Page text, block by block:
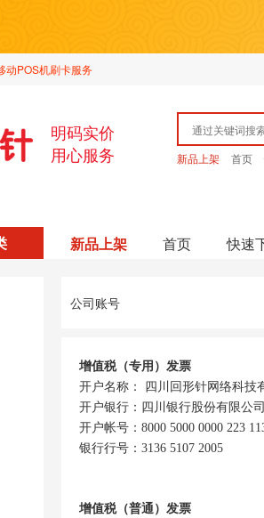
动POS机刷卡服务
明码实价
用心服务
新品上架 首页
新品上架 首页 快速
公司账号
增值税（专用）发票
开户名称： 四川回形针网络科技
开户银行：四川银行股份有限公
开户帐号： 8000 5000 0000 223
银行行号：3136 5107 2005
增值税（普通） 发票